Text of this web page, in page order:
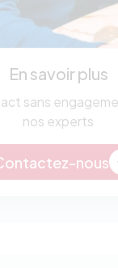
En savoir plus
sans
nos experts
nous